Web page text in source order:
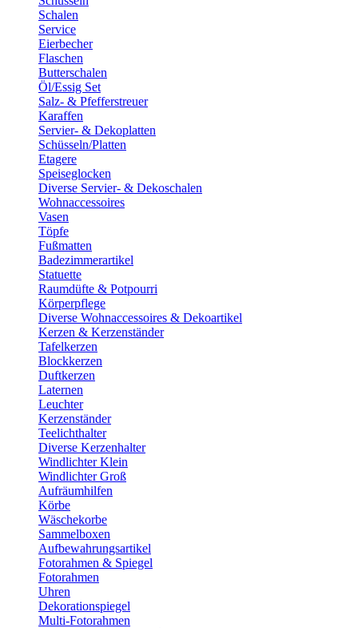
Schalen
Service
Eierbecher
Flaschen
Butterschalen
Öl/Essig Set
Salz- & Pfefferstreuer
Karaffen
Servier- & Dekoplatten
Schüsseln/Platten
Etagere
Speiseglocken
Diverse Servier- & Dekoschalen
Wohnaccessoires
Vasen
Töpfe
Fußmatten
Badezimmerartikel
Statuette
Raumdüfte & Potpourri
Körperpflege
Diverse Wohnaccessoires & Dekoartikel
Kerzen & Kerzenständer
Tafelkerzen
Blockkerzen
Duftkerzen
Laternen
Leuchter
Kerzenständer
Teelichthalter
Diverse Kerzenhalter
Windlichter Klein
Windlichter Groß
Aufräumhilfen
Körbe
Wäschekorbe
Sammelboxen
Aufbewahrungsartikel
Fotorahmen & Spiegel
Fotorahmen
Uhren
Dekorationspiegel
Multi-Fotorahmen